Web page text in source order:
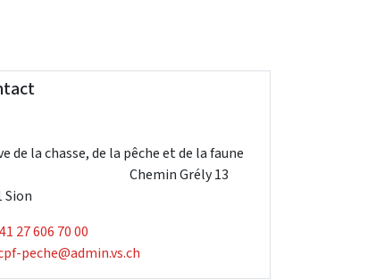
de la chasse, de la pêche et de la faune
Grély 13
Sion
27 606 70 00
peche@admin.vs.ch